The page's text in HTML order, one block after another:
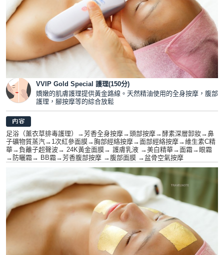
VVIP Gold Special 護理(150分)
嬌嫩的肌膚護理提供黃金路線。天然精油使用的全身按摩，腹部
護理，腳按摩等的綜合放鬆
足浴（薰衣草排毒護理）→芳香全身按摩→頭部按摩→酵素深層卸妝→鼻
子礦物質蒸汽→1次紅參面膜→胸部經絡按摩→面部經絡按摩→維生素C精
華→負離子超聲波→ 24K黃金面膜→ 護膚乳液 →美白精華→面霜→眼霜
→防曬霜→ BB霜→芳香腹部按摩 →腹部面膜 →盆骨空氣按摩